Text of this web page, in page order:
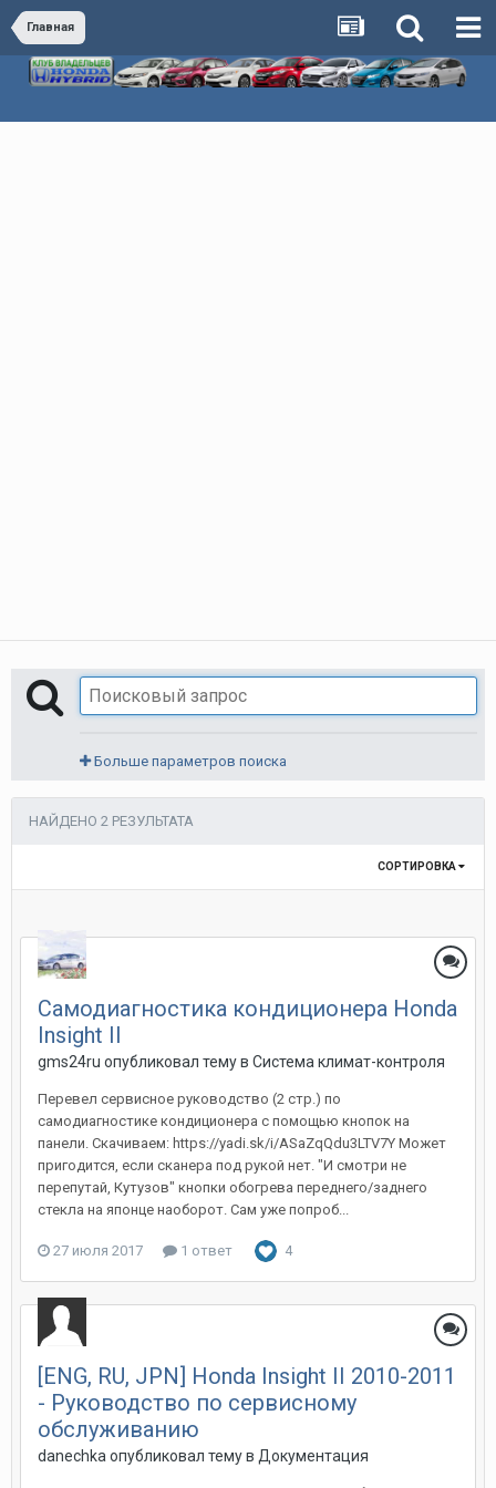
Главная
Больше параметров поиска
НАЙДЕНО 2 РЕЗУЛЬТАТА
СОРТИРОВКА
Самодиагностика кондиционера Honda
Insight II
gms24ru опубликовал тему в Система климат-контроля
Перевел сервисное руководство (2 стр.) по
самодиагностике кондиционера с помощью кнопок на
панели. Скачиваем: https://yadi.sk/i/ASaZqQdu3LTV7Y Может
пригодится, если сканера под рукой нет. "И смотри не
перепутай, Кутузов" кнопки обогрева переднего/заднего
стекла на японце наоборот. Сам уже попроб...
27 июля 2017 1 ответ 4
[ENG, RU, JPN] Honda Insight II 2010-2011
- Руководство по сервисному
обслуживанию
danechka опубликовал тему в Документация